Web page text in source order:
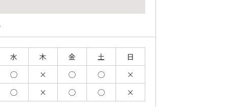
水 木 金 土
日
◯ × ◯ ◯
×
◯ × ◯ ◯
×